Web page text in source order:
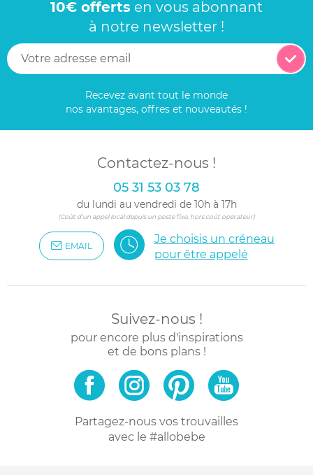
10€ offerts en vous abonnant
à notre newsletter !
Recevez avant tout le monde
nos avantages, offres et nouveautés !
Contactez-nous !
05 31 53 03 78
du lundi au vendredi de 10h à 17h
(Coût d'un appel local depuis un poste fixe, hors coût opérateur)
EMAIL
Je choisis un créneau
pour être appelé
Suivez-nous !
pour encore plus d'inspirations
et de bons plans !
Partagez-nous vos trouvailles
avec le #allobebe